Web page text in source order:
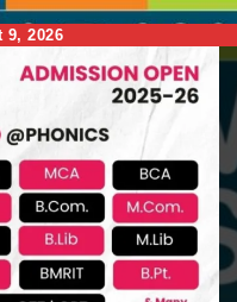
9, 2026